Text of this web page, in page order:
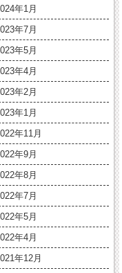
年1月
年7月
年5月
年4月
年2月
年1月
年11月
年9月
年8月
年7月
年5月
年4月
年12月